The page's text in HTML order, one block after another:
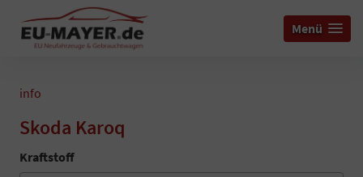
Menü
info
Skoda Karoq
Kraftstoff